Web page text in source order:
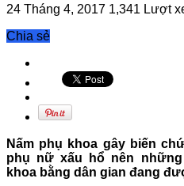
24 Tháng 4, 2017 1,341 Lượt
Chia sẻ
Nấm phụ khoa gây biến
phụ nữ xấu hổ nên
khoa bằng dân gian đang